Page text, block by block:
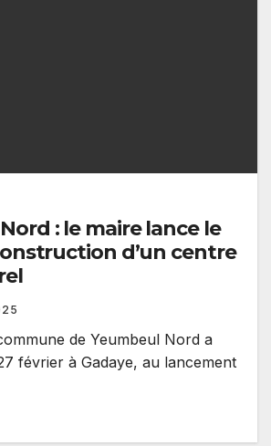
: le maire lance le
d’un centre
de Yeumbeul Nord a
février à Gadaye, au lancement